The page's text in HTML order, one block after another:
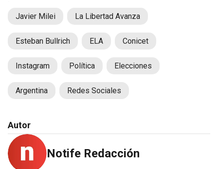
Javier Milei La Libertad Avanza
Esteban Bullrich ELA Conicet
Instagram Política Elecciones
Argentina Redes Sociales
Autor
Notife Redacción